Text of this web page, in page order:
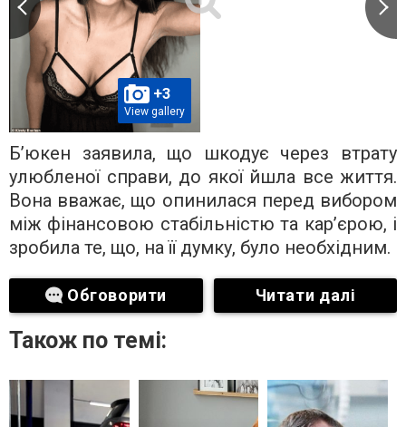
+3
View gallery
Б’юкен заявила, що шкодує через втрату
улюбленої справи, до якої йшла все життя.
Вона вважає, що опинилася перед вибором
між фінансовою стабільністю та кар’єрою, і
зробила те, що, на її думку, було необхідним.
Обговорити Читати далі
Також по темі: